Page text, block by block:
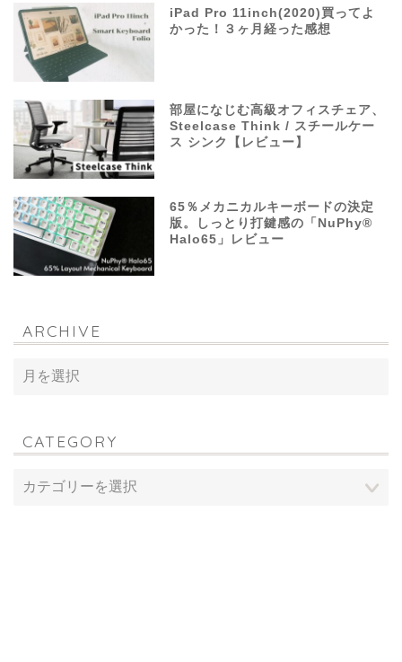
iPad Pro 11inch(2020)買ってよ
かった！３ヶ月経った感想
部屋になじむ高級オフィスチェア、
Steelcase Think / スチールケー
ス シンク【レビュー】
65％メカニカルキーボードの決定
版。しっとり打鍵感の「NuPhy®
Halo65」レビュー
ARCHIVE
CATEGORY